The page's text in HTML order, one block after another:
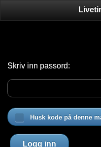
Skriv inn passord:
Husk kode på denne
Logg inn